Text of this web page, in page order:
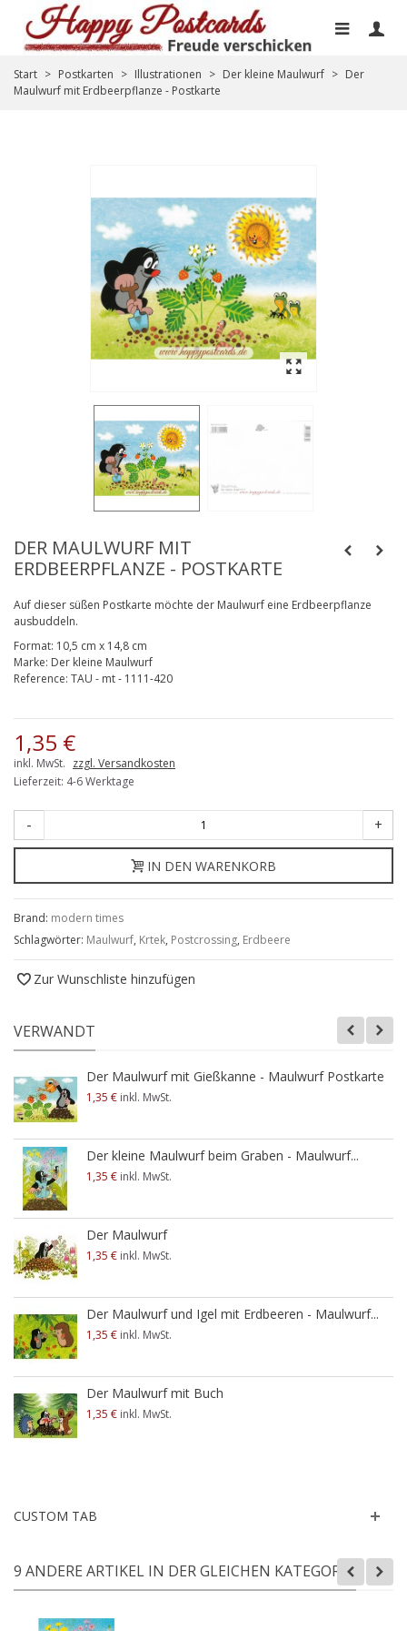
Start > Postkarten > Illustrationen > Der kleine Maulwurf > Der
Maulwurf mit Erdbeerpflanze - Postkarte
DER MAULWURF MIT
ERDBEERPFLANZE - POSTKARTE
Auf dieser süßen Postkarte möchte der Maulwurf eine Erdbeerpflanze
ausbuddeln.
Format: 10,5 cm x 14,8 cm
Marke: Der kleine Maulwurf
Reference: TAU - mt - 1111-420
1,35 €
inkl. MwSt. zzgl. Versandkosten
Lieferzeit: 4-6 Werktage
- +
IN DEN WARENKORB
Brand: modern times
Schlagwörter: Maulwurf, Krtek, Postcrossing, Erdbeere
Zur Wunschliste hinzufügen
VERWANDT
Der Maulwurf mit Gießkanne - Maulwurf Postkarte
1,35 € inkl. MwSt.
Der kleine Maulwurf beim Graben - Maulwurf...
1,35 € inkl. MwSt.
Der Maulwurf
1,35 € inkl. MwSt.
Der Maulwurf und Igel mit Erdbeeren - Maulwurf...
1,35 € inkl. MwSt.
Der Maulwurf mit Buch
1,35 € inkl. MwSt.
CUSTOM TAB
9 ANDERE ARTIKEL IN DER GLEICHEN KATEGORIE: